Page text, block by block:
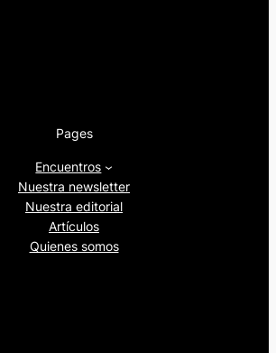
Pages
Encuentros
Nuestra newsletter
Nuestra editorial
Artículos
Quienes somos